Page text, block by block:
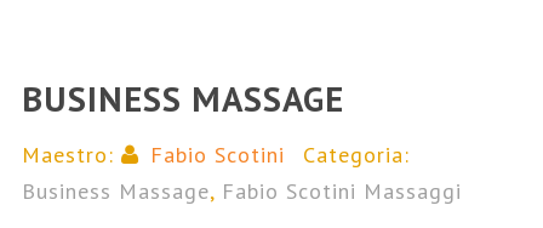
BUSINESS MASSAGE
Maestro: Fabio Scotini
Categoria:
Business Massage, Fabio Scotini Massaggi